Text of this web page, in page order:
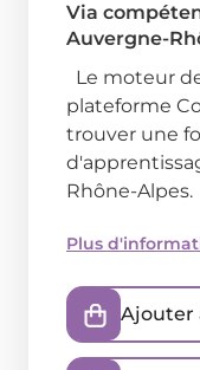
Via
Auvergne-
Le moteur
plateforme
trouver une
Rhône-Alpes.
Plus
Ajouter